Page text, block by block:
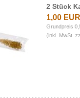
2 Stück
1,00 EUR
Grundpreis
(inkl. MwSt.